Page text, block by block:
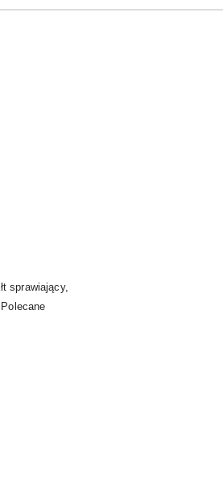
sprawiający,